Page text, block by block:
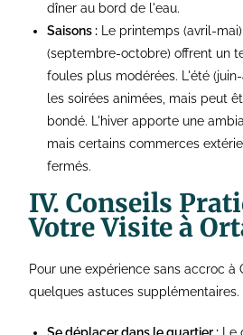
dîner au bord de l'eau.
Saisons : Le printemps (avril-
(septembre-octobre) offrent un
foules plus modérées. L'été
les soirées animées, mais peut
bondé. L'hiver apporte une
mais certains commerces
fermés.
IV. Conseils
Votre Visite à
Pour une expérience sans accroc à
quelques astuces supplémentaires.